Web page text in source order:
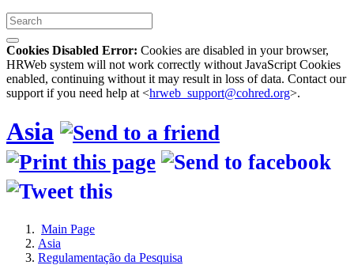
Cookies Disabled Error: Cookies are disabled in your browser,
HRWeb system will not work correctly without JavaScript Cookies
enabled, continuing without it may result in loss of data. Contact our
support if you need help at <hrweb_support@cohred.org>.
Asia
Main Page
Asia
Regulamentação da Pesquisa